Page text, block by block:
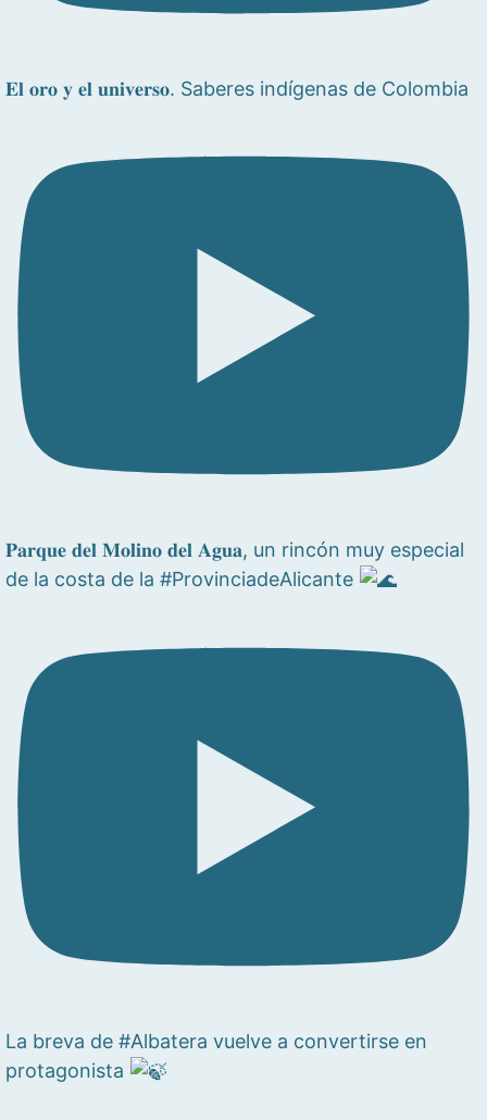
𝐄𝐥 𝐨𝐫𝐨 𝐲 𝐞𝐥 𝐮𝐧𝐢𝐯𝐞𝐫𝐬𝐨. Saberes indígenas de Colombia
𝐏𝐚𝐫𝐪𝐮𝐞 𝐝𝐞𝐥 𝐌𝐨𝐥𝐢𝐧𝐨 𝐝𝐞𝐥 𝐀𝐠𝐮𝐚, un rincón muy especial
de la costa de la #ProvinciadeAlicante
La breva de #Albatera vuelve a convertirse en
protagonista